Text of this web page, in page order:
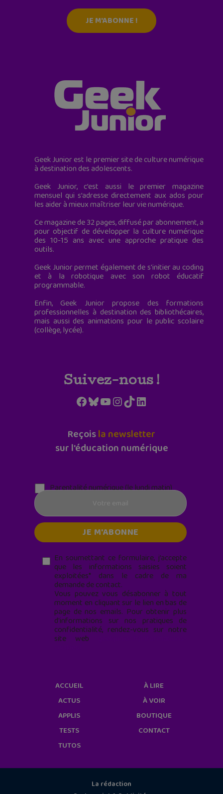
JE M'ABONNE !
Geek Junior est le premier site de culture numérique
à destination des adolescents.
Geek Junior, c’est aussi le premier magazine
mensuel qui s’adresse directement aux ados pour
les aider à mieux maîtriser leur vie numérique.
Ce magazine de 32 pages, diffusé par abonnement, a
pour objectif de développer la culture numérique
des 10-15 ans avec une approche pratique des
outils.
Geek Junior permet également de s'initier au coding
et à la robotique avec son robot éducatif
programmable.
Enfin, Geek Junior propose des formations
professionnelles à destination des bibliothécaires,
mais aussi des animations pour le public scolaire
(collège, lycée).
Suivez-nous !
Facebook
Bluesky
YouTube
Instagram
TikTokLinkedIn
Reçoisla newsletter
sur l'éducation numérique
Parentalité numérique (le lundi matin)
En soumettant ce formulaire, j’accepte
que les informations saisies soient
exploitées* dans le cadre de ma
demande de contact.
Vous pouvez vous désabonner à tout
moment en cliquant sur le lien en bas de
page de nos emails. Pour obtenir plus
d'informations sur nos pratiques de
confidentialité, rendez-vous sur notre
site web
ACCUEIL
ACTUS
APPLIS
TESTS
TUTOS
À LIRE
À VOIR
BOUTIQUE
CONTACT
La rédaction